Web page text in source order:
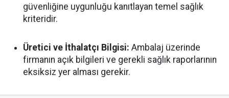
güvenliğine uygunluğu kanıtlayan temel sağlık
kriteridir.
Üretici ve İthalatçı Bilgisi: Ambalaj üzerinde
firmanın açık bilgileri ve gerekli sağlık raporlarının
eksiksiz yer alması gerekir.